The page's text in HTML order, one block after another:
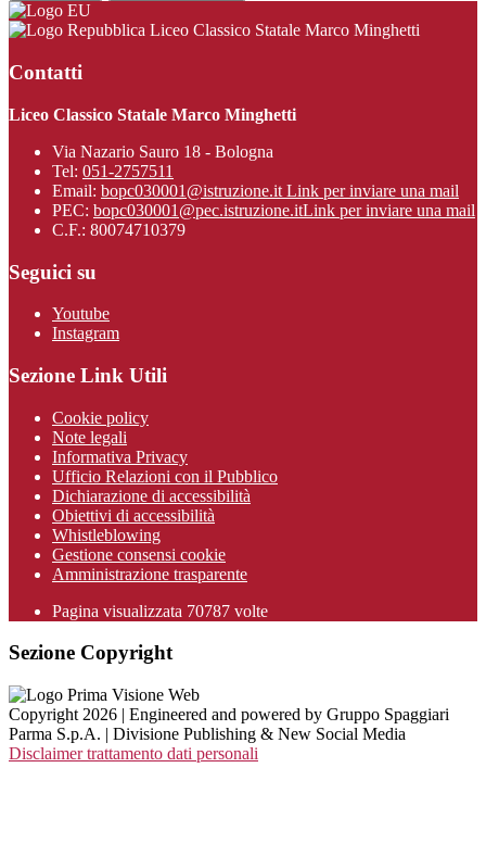
Liceo Classico Statale Marco Minghetti
Contatti
Liceo Classico Statale Marco Minghetti
Via Nazario Sauro 18 - Bologna
Tel: 051-2757511
Email: bopc030001@istruzione.it Link per inviare una mail
PEC: bopc030001@pec.istruzione.itLink per inviare una mail
C.F.: 80074710379
Seguici su
Youtube
Instagram
Sezione Link Utili
Cookie policy
Note legali
Informativa Privacy
Ufficio Relazioni con il Pubblico
Dichiarazione di accessibilità
Obiettivi di accessibilità
Whistleblowing
Gestione consensi cookie
Amministrazione trasparente
Pagina visualizzata 70787 volte
Sezione Copyright
Copyright 2026 | Engineered and powered by Gruppo Spaggiari
Parma S.p.A. | Divisione Publishing & New Social Media
Disclaimer trattamento dati personali